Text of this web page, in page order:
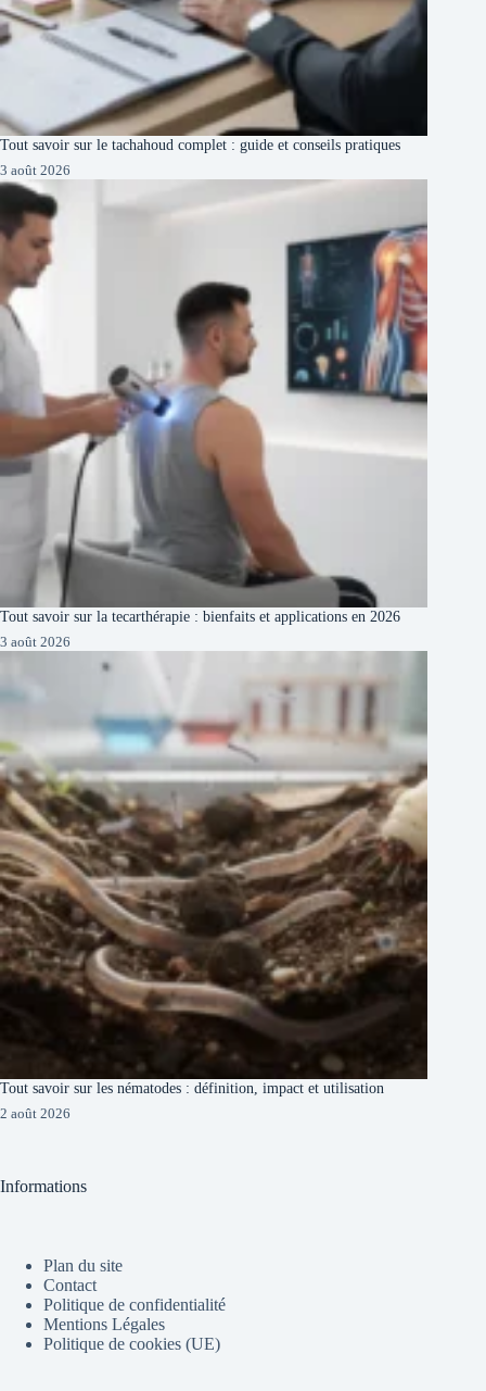
Tout savoir sur le tachahoud complet : guide et conseils pratiques
3 août 2026
Tout savoir sur la tecarthérapie : bienfaits et applications en 2026
3 août 2026
Tout savoir sur les nématodes : définition, impact et utilisation
2 août 2026
Informations
Plan du site
Contact
Politique de confidentialité
Mentions Légales
Politique de cookies (UE)